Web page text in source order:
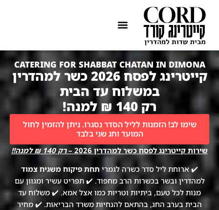
CATERING FOR SHABBAT CHATAN IN DIMONA
קייטרינג לפסח 2026 כשר למהדרין
במשלוח עד הבית
רק 140 ₪ למנה!
שימו לב! הזמנות לליל הסדר נסגרו. ניתן להזמין לחול
המועד וחג שני בלבד
שירות קייטרינג לפסח כשר למהדרין 2026 –
רק 140 ₪ למנה!!
✔️ ארוחת ליל סדר כשרה לגמרי תחת פיקוח משגיח צמוד
למהדרין ובשר בכשרות הרב מחפוד. ✔️ תפריט עשיר ומגוון עם
מנות לכל טעם, ביתיות וטריות כמו אצל אמא. ✔️ משלוח עד
הבית בערב החג, בהתאם להנחיות משרד הבריאות. ✔️ מחיר